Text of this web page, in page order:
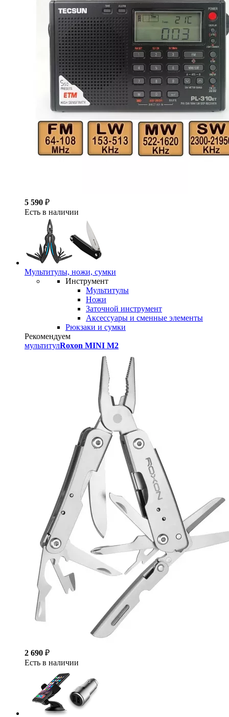
5 590 ₽
Есть в наличии
Мультитулы, ножи, сумки
Инструмент
Мультитулы
Ножи
Заточной инструмент
Аксессуары и сменные элементы
Рюкзаки и сумки
Рекомендуем
мультитулRoxon MINI M2
2 690 ₽
Есть в наличии